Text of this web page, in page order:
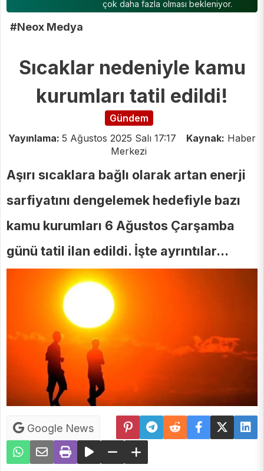
çok daha fazla olması bekleniyor.
#Neox Medya
Sıcaklar nedeniyle kamu
kurumları tatil edildi!
Gündem
Yayınlama: 5 Ağustos 2025 Salı 17:17 Kaynak: Haber
Merkezi
Aşırı sıcaklara bağlı olarak artan enerji
sarfiyatını dengelemek hedefiyle bazı
kamu kurumları 6 Ağustos Çarşamba
günü tatil ilan edildi. İşte ayrıntılar...
Google News